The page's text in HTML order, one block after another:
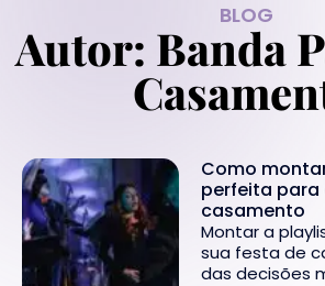
BLOG
Autor: Banda
Como
perfeita para
casamento
Montar a
sua festa de
das decisões